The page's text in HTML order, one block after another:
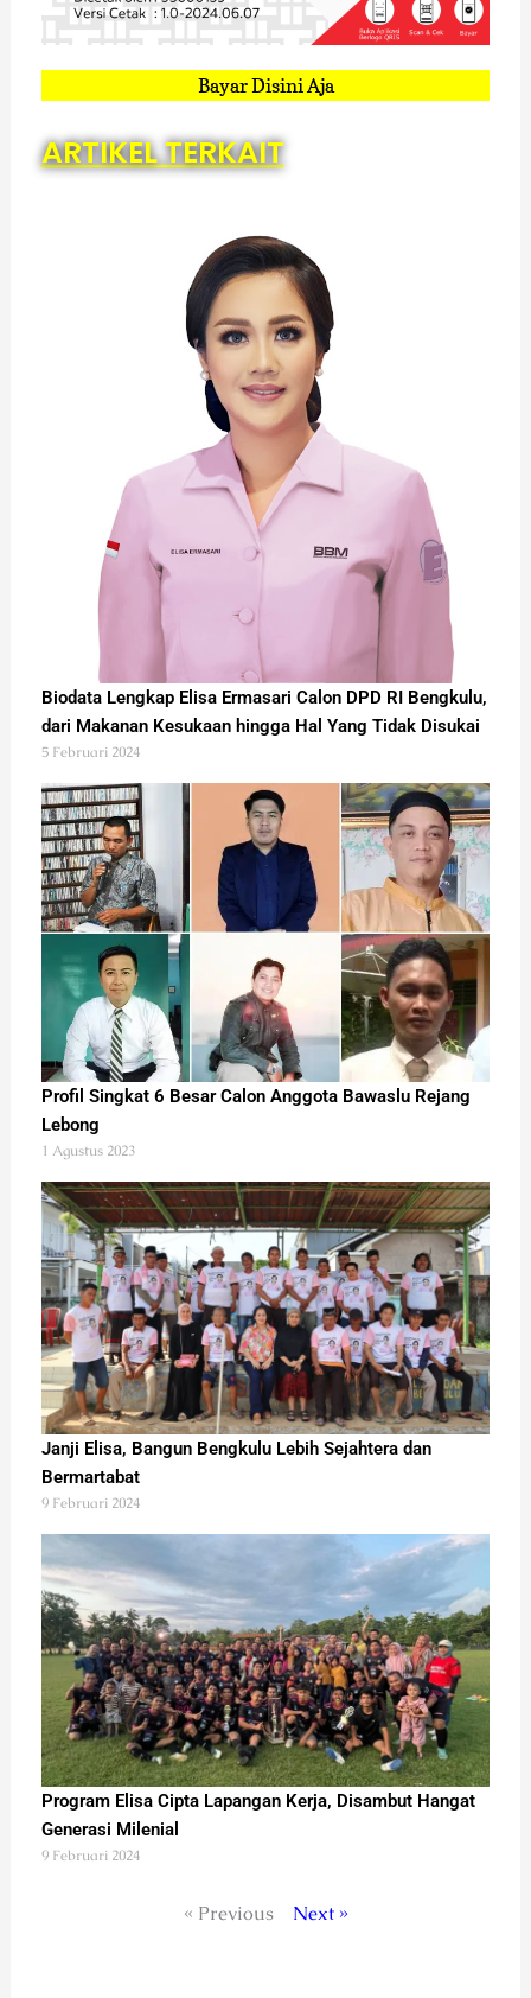
Bayar Disini Aja
ARTIKEL TERKAIT
Biodata Lengkap Elisa Ermasari Calon DPD RI Bengkulu,
dari Makanan Kesukaan hingga Hal Yang Tidak Disukai
5 Februari 2024
Profil Singkat 6 Besar Calon Anggota Bawaslu Rejang
Lebong
1 Agustus 2023
Janji Elisa, Bangun Bengkulu Lebih Sejahtera dan
Bermartabat
9 Februari 2024
Program Elisa Cipta Lapangan Kerja, Disambut Hangat
Generasi Milenial
9 Februari 2024
« Previous Next »